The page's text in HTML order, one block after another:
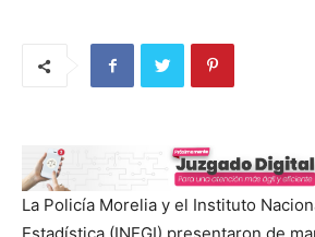
La Policía Morelia y el Instituto
Estadística (INEGI) presentaron de